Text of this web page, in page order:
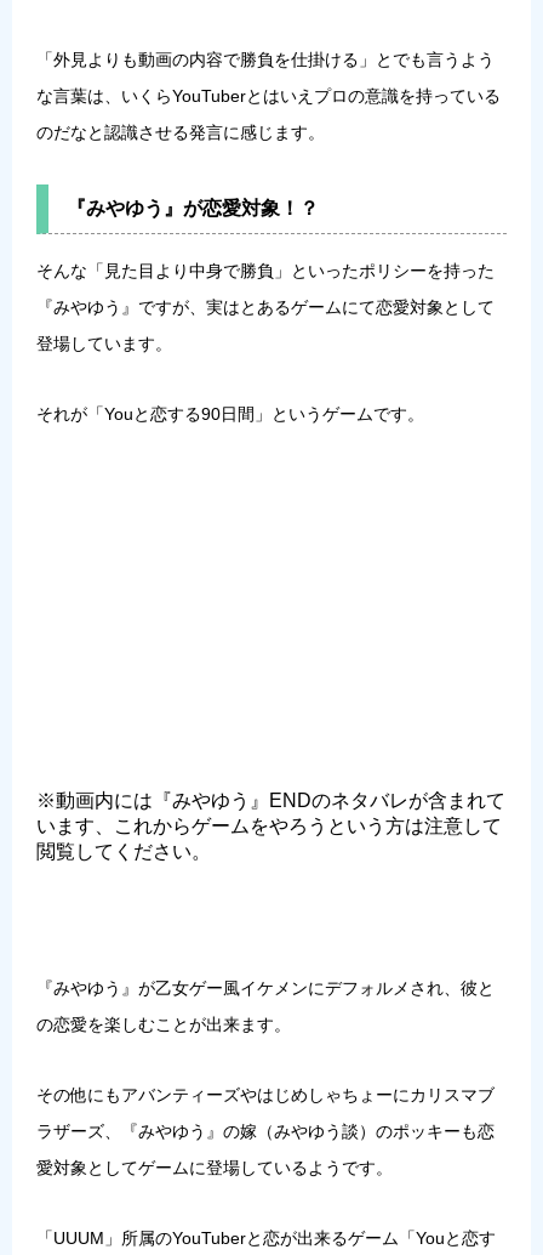
「外見よりも動画の内容で勝負を仕掛ける」とでも言うよう
な言葉は、いくらYouTuberとはいえプロの意識を持っている
のだなと認識させる発言に感じます。
『みやゆう』が恋愛対象！？
そんな「見た目より中身で勝負」といったポリシーを持った
『みやゆう』ですが、実はとあるゲームにて恋愛対象として
登場しています。
それが「Youと恋する90日間」というゲームです。
※動画内には『みやゆう』ENDのネタバレが含まれて
います、これからゲームをやろうという方は注意して
閲覧してください。
『みやゆう』が乙女ゲー風イケメンにデフォルメされ、彼と
の恋愛を楽しむことが出来ます。
その他にもアバンティーズやはじめしゃちょーにカリスマブ
ラザーズ 、『みやゆう』の嫁（みやゆう談）のポッキーも恋
愛対象としてゲームに登場しているようです。
「UUUM」所属のYouTuberと恋が出来るゲーム「Youと恋す